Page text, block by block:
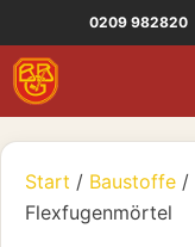
Inhalt
springen
0209 982820
Start / Baustoffe /
Flexfugenmörtel